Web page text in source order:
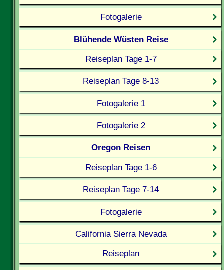
Fotogalerie
Blühende Wüsten Reise
Reiseplan Tage 1-7
Reiseplan Tage 8-13
Fotogalerie 1
Fotogalerie 2
Oregon Reisen
Reiseplan Tage 1-6
Reiseplan Tage 7-14
Fotogalerie
California Sierra Nevada
Reiseplan